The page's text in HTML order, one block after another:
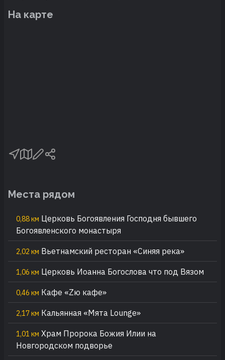
На карте
Места рядом
0,88 км Церковь Богоявления Господня бывшего
Богоявленского монастыря
2,02 км Вьетнамский ресторан «Синяя река»
1,06 км Церковь Иоанна Богослова что под Вязом
0,46 км Кафе «Zю кафе»
2,17 км Кальянная «Мята Lounge»
1,01 км Храм Пророка Божия Илии на
Новгородском подворье